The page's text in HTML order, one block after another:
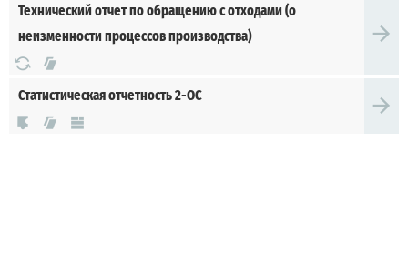
Технический отчет по обращению с отходами (о
неизменности процессов производства)
Статистическая отчетность 2-ОС